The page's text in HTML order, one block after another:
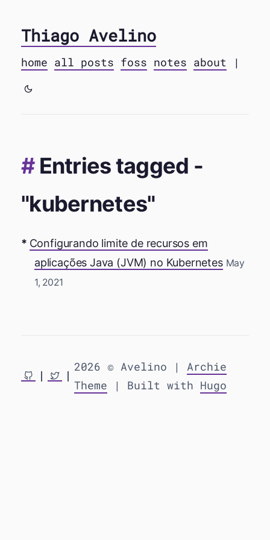
Thiago Avelino
home all posts foss notes about |
Entries tagged -
"kubernetes"
Configurando limite de recursos em
aplicações Java (JVM) no Kubernetes May
1, 2021
2026 © Avelino | Archie
Theme | Built with Hugo